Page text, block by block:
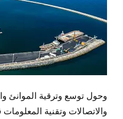
وحول توسع وترقية الموانئ
والاتصالات وتقنية